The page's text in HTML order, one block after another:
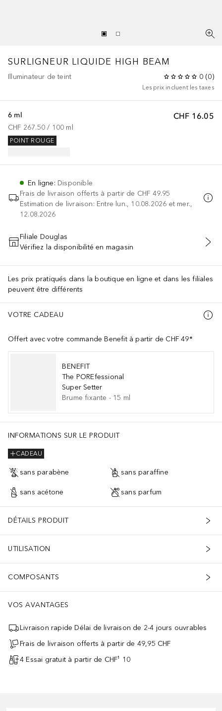
SURLIGNEUR LIQUIDE HIGH BEAM
Illuminateur de teint 0 (0)
Les prix incluent les taxes
CHF 16.05
6 ml
CHF 267.50 / 100 ml
POINT ROUGE
En ligne: Disponible
Frais de livraison offerts à partir de CHF 49.95
Estimation de livraison: Entre lun., 10.08.2026 et mer.,
12.08.2026
AJOUTER AU PANIER
Filiale Douglas
Vérifiez la disponibilité en magasin
Les prix pratiqués dans la boutique en ligne et dans les filiales
peuvent être différents
VOTRE CADEAU
Offert avec votre commande Benefit à partir de CHF 49*
BENEFIT
The POREfessional
Super Setter
Brume fixante - 15 ml
INFORMATIONS SUR LE PRODUIT
CADEAU
sans parabène sans paraffine
sans acétone sans parfum
DÉTAILS PRODUIT
UTILISATION
COMPOSANTS
VOS AVANTAGES
Livraison rapide Délai de livraison de 2-4 jours ouvrables
Frais de livraison offerts à partir de 49,95 CHF
4 Essai gratuit à partir de CHF¹ 10